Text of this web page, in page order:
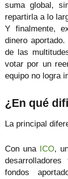
suma global,
repartirla a lo
Y finalmente,
dinero
de las
votar por un
equipo no logra
¿En qué
La principal
Con una ICO,
fondos